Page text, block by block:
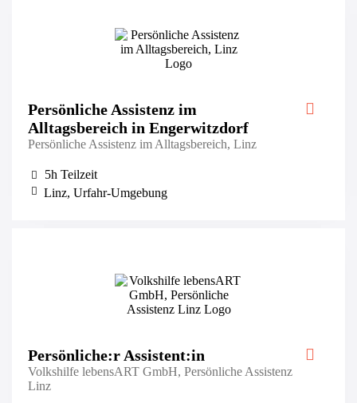
Persönliche Assistenz im
Alltagsbereich in Engerwitzdorf
Persönliche Assistenz im Alltagsbereich, Linz
5h Teilzeit
Linz, Urfahr-Umgebung
Persönliche:r Assistent:in
Volkshilfe lebensART GmbH, Persönliche Assistenz
Linz